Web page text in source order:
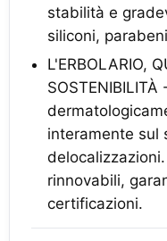
stabilità e
siliconi,
L'ERBOLARIO,
interamente sul
rinnovabili,
certificazioni.